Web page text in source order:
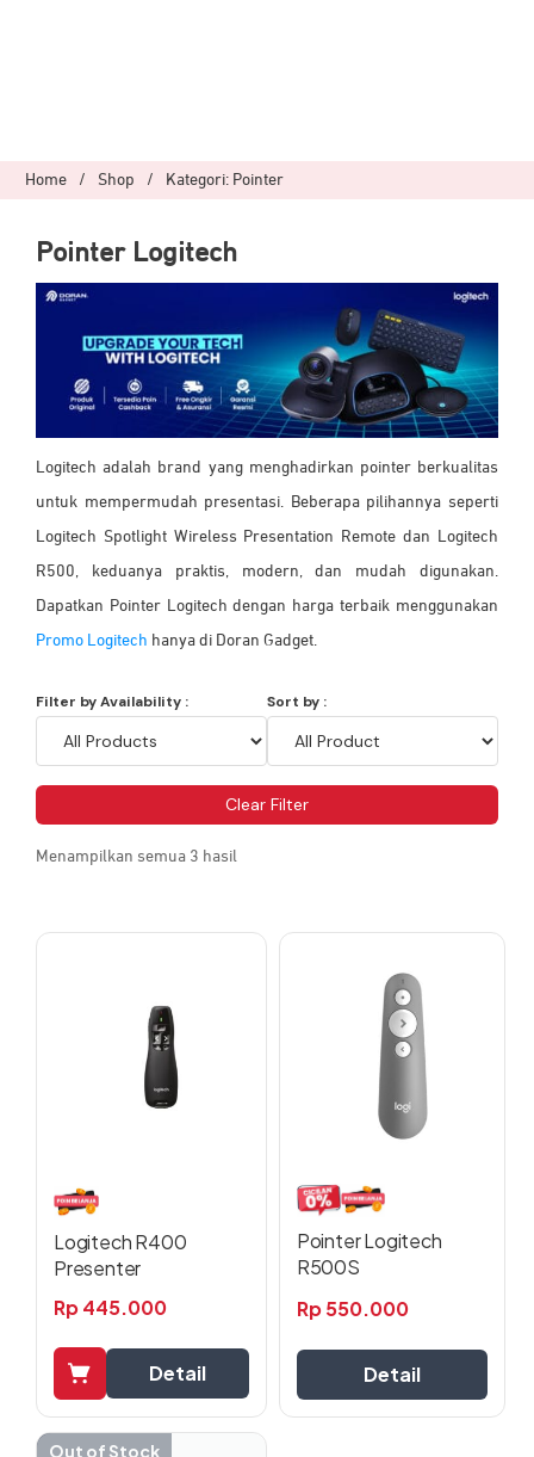
Home / Shop / Kategori: Pointer
Pointer Logitech
Logitech adalah brand yang menghadirkan pointer berkualitas
untuk mempermudah presentasi. Beberapa pilihannya seperti
Logitech Spotlight Wireless Presentation Remote dan Logitech
R500, keduanya praktis, modern, dan mudah digunakan.
Dapatkan Pointer Logitech dengan harga terbaik menggunakan
Promo Logitech hanya di Doran Gadget.
Filter by Availability : Sort by :
Clear Filter
Menampilkan semua 3 hasil
Logitech R400
Presenter
Rp445.000
Detail
Pointer Logitech
R500S
Rp550.000
di
produk
Detail
Out of Stock